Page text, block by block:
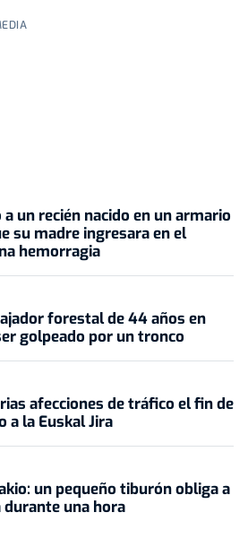
un recién nacido en un armario
su madre ingresara en el
hemorragia
forestal de 44 años en
golpeado por un tronco
afecciones de tráfico el fin de
a la Euskal Jira
un pequeño tiburón obliga a
una hora